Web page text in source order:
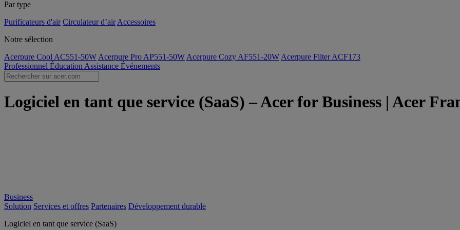
Par type
Purificateurs d'air Circulateur d’air Accessoires
Notre sélection
Acerpure Cool AC551-50W Acerpure Pro AP551-50W Acerpure Cozy AF551-20W Acerpure Filter ACF173
Professionnel Éducation Assistance Événements
Logiciel en tant que service (SaaS) – Acer for Business | Acer
Business
Solution Services et offres Partenaires Développement durable
Logiciel en tant que service (SaaS)